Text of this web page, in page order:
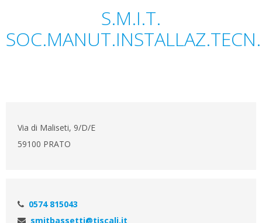
S.M.I.T.
SOC.MANUT.INSTALLAZ.TECN.
Via di Maliseti, 9/D/E
59100 PRATO
0574 815043
smitbassetti@tiscali.it